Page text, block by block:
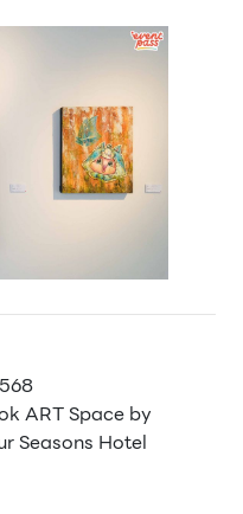
ART Space by
Seasons Hotel